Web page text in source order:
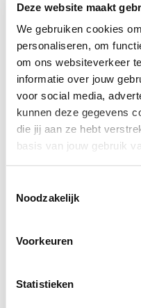
Deze website maakt
We gebruiken cookies
personaliseren, om
om ons websiteverkeer
informatie over jouw
voor social media,
kunnen deze gegevens
die jij aan ze hebt
basis van jouw gebruik
Noodzakelijk
Voorkeuren
Statistieken
Als zorgspecialist kijken
kunt en waar we bij
ervoor dat jij
vakkundige en
Zevenaar bieden we je
praatje, een luisterend
is altijd dichtbij.
8,5
Vertrouwen